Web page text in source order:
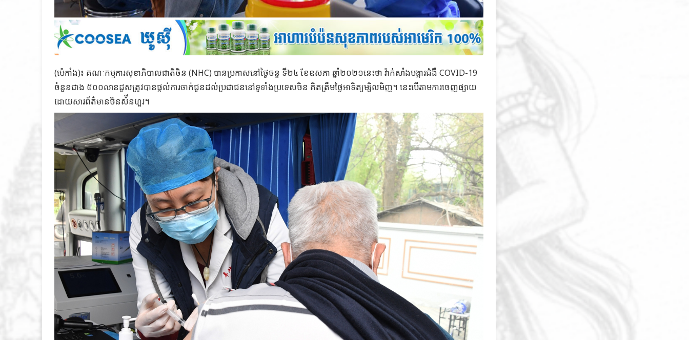
(ប៉េកាំង)៖ គណៈកម្មការសុខាភិបាលជាតិចិន (NHC) បានប្រកាសនៅថ្ងៃចន្ទ ទី២៤ ខែឧសភា ឆ្នាំ២០២១នេះថា វ៉ាក់សាំងបង្ការជំងឺ COVID-19
ចំនួនជាង ៥០០លានដូសត្រូវបានផ្ដល់ការចាក់ជូនដល់ប្រជាជននៅទូទាំងប្រទេសចិន គិតត្រឹមថ្ងៃអាទិត្យម្សិលមិញ។ នេះបើតាមការចេញផ្សាយ
ដោយសារព័ត៌មានចិនស៉ីនហួរ។